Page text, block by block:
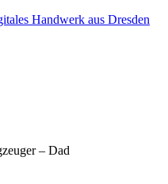
Handwerk aus Dresden
– Dad